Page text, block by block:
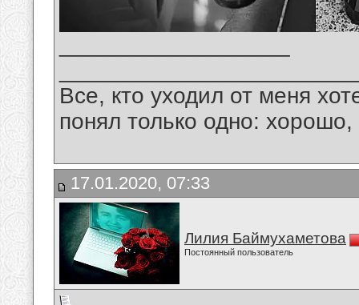
Все, кто уходил от меня
понял только одно:
17.01.2020, 07:33
Лилия Баймухаметова
Постоянный пользователь